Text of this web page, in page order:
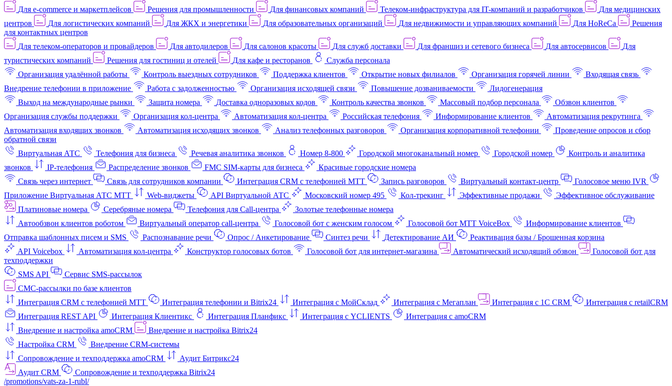
Для e-commerce и маркетплейсов
Решения для промышленности Для финансовых компаний Телеком-инфраструктура для IT-компаний и разработчиков
Для медицинских
центров
Для логистических компаний Для ЖКХ и энергетики Для образовательных организаций Для недвижимости и управляющих компаний Для HoReCa
Решения
для контактных центров
Для телеком-операторов и провайдеров
Для автодилеров Для салонов красоты Для служб доставки Для франшиз и сетевого бизнеса Для автосервисов
Для
туристических компаний
Решения для гостиниц и отелей Для кафе и ресторанов
Служба персонала
Организация удалённой работы
Контроль выездных сотрудников Поддержка клиентов Открытие новых филиалов Организация горячей линии
Входящая связь
Внедрение телефонии в приложение
Работа с задолженностью Организация исходящей связи Повышение дозваниваемости
Лидогенерация
Выход на международные рынки
Защита номера Доставка одноразовых кодов Контроль качества звонков Массовый подбор персонала
Обзвон клиентов
Организация службы поддержки
Организация кол-центра Автоматизация кол-центра Российская телефония Информирование клиентов
Автоматизация рекрутинга
Автоматизация входящих звонков
Автоматизация исходящих звонков Анализ телефонных разговоров Организация корпоративной телефонии
Проведение опросов и сбор
обратной связи
Виртуальная АТС
Телефония для бизнеса Речевая аналитика звонков Номер 8-800 Городской многоканальный номер Городской номер
Контроль и аналитика
звонков
IP-телефония Распределение звонков FMC SIM-карты для бизнеса
Красивые городские номера
Связь через интернет
Связь для сотрудников компании Интеграция CRM с телефонией МТТ Запись разговоров Виртуальный контакт‑центр
Голосовое меню IVR
Приложение Виртуальная АТС МТТ
Web-виджеты API Виртуальной АТС Московский номер 495 Кол-трекинг Эффективные продажи
Эффективное обслуживание
Платиновые номера
Серебряные номера Телефония для Call-центра
Золотые телефонные номера
Автообзвон клиентов роботом
Виртуальный оператор call-центра Голосовой бот с женским голосом Голосовой бот МТТ VoiceBox
Информирование клиентов
Отправка шаблонных писем и SMS
Распознавание речи Опрос / Анкетирование Синтез речи Детектирование АИ
Реактивация базы / Брошенная корзина
API Voicebox
Автоматизация кол‑центра Конструктор голосовых ботов Голосовой бот для интернет‑магазина Автоматический исходящий обзвон
Голосовой бот для
техподдержки
SMS API
Сервис SMS-рассылок
СМС-рассылки по базе клиентов
Интеграция CRM с телефонией МТТ
Интеграция телефонии и Bitrix24 Интеграция с МойСклад Интеграция с Мегаплан Интеграция с 1C CRM
Интеграция с retailCRM
Интеграция REST API
Интеграция Клиентикс Интеграция Планфикс Интеграция с YCLIENTS
Интеграция с amoCRM
Внедрение и настройка amoCRM
Внедрение и настройка Bitrix24
Настройка CRM
Внедрение CRM-системы
Сопровождение и техподдержка amoCRM
Аудит Битрикс24
Аудит CRM
Сопровождение и техподдержка Bitrix24
/promotions/vats-za-1-rubl/